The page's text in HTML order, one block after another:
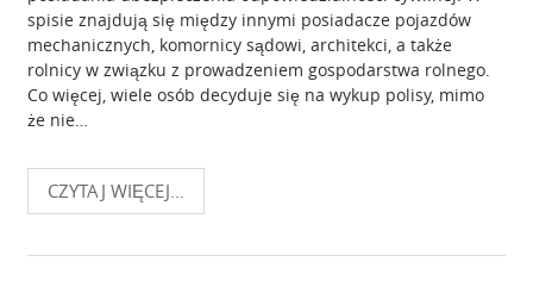
spisie znajdują się między innymi posiadacze pojazdów
mechanicznych, komornicy sądowi, architekci, a także
rolnicy w związku z prowadzeniem gospodarstwa rolnego.
Co więcej, wiele osób decyduje się na wykup polisy, mimo
że nie…
CZYTAJ WIĘCEJ...